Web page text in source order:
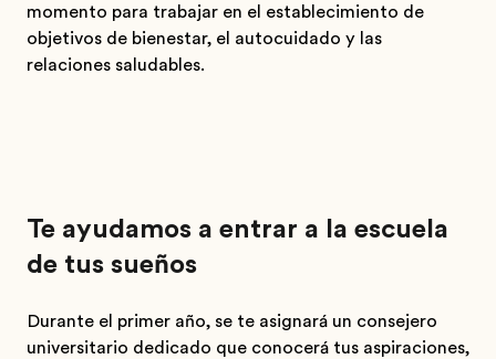
momento para trabajar en el establecimiento de
objetivos de bienestar, el autocuidado y las
relaciones saludables.
Te ayudamos a entrar a la escuela
de tus sueños
Durante el primer año, se te asignará un consejero
universitario dedicado que conocerá tus aspiraciones,